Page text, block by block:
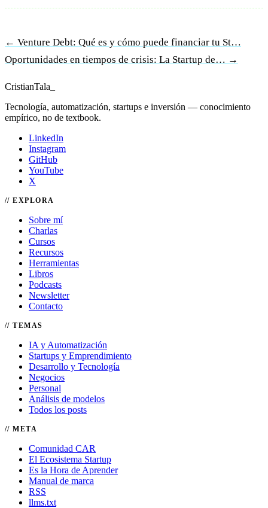
← Venture Debt: Qué es y cómo puede financiar tu St…
Oportunidades en tiempos de crisis: La Startup de… →
CristianTala
Tecnología, automatización, startups e inversión — conocimiento
empírico, no de textbook.
LinkedIn
Instagram
GitHub
YouTube
X
EXPLORA
Sobre mí
Charlas
Cursos
Recursos
Herramientas
Libros
Podcasts
Newsletter
Contacto
TEMAS
IA y Automatización
Startups y Emprendimiento
Desarrollo y Tecnología
Negocios
Personal
Análisis de modelos
Todos los posts
META
Comunidad CAR
El Ecosistema Startup
Es la Hora de Aprender
Manual de marca
RSS
llms.txt